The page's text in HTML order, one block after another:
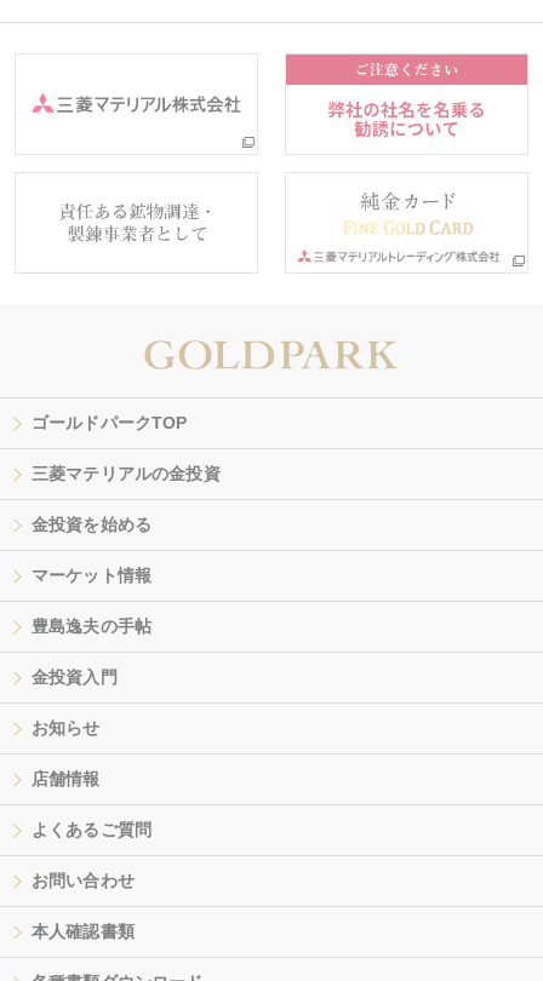
ゴールドパークTOP
三菱マテリアルの金投資
金投資を始める
マーケット情報
豊島逸夫の手帖
金投資入門
お知らせ
店舗情報
よくあるご質問
お問い合わせ
本人確認書類